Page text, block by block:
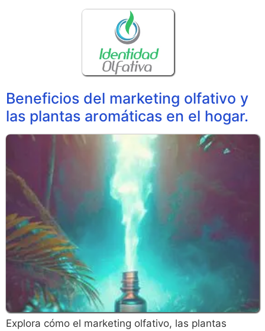
Beneficios del marketing olfativo y
las plantas aromáticas en el hogar.
Explora cómo el marketing olfativo, las plantas